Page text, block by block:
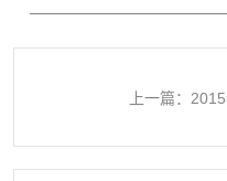
上一篇：